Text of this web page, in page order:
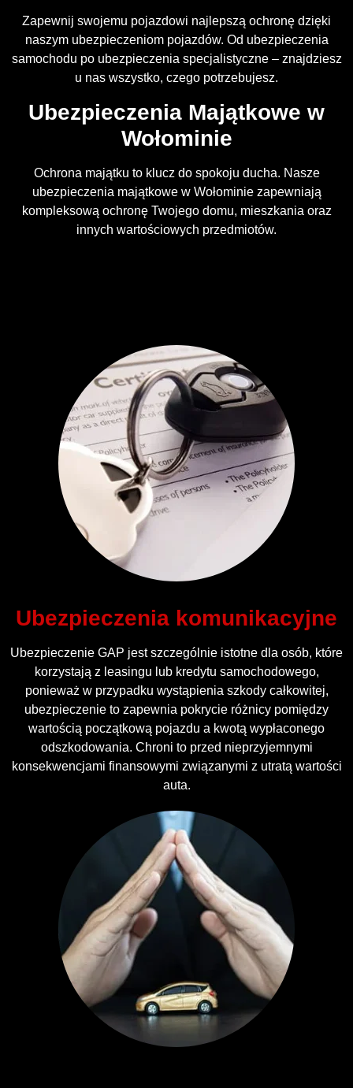
Zapewnij swojemu pojazdowi najlepszą ochronę dzięki
naszym ubezpieczeniom pojazdów. Od ubezpieczenia
samochodu po ubezpieczenia specjalistyczne – znajdziesz
u nas wszystko, czego potrzebujesz.
Ubezpieczenia Majątkowe w
Wołominie
Ochrona majątku to klucz do spokoju ducha. Nasze
ubezpieczenia majątkowe w Wołominie zapewniają
kompleksową ochronę Twojego domu, mieszkania oraz
innych wartościowych przedmiotów.
Ubezpieczenia komunikacyjne
Ubezpieczenie GAP jest szczególnie istotne dla osób, które
korzystają z leasingu lub kredytu samochodowego,
ponieważ w przypadku wystąpienia szkody całkowitej,
ubezpieczenie to zapewnia pokrycie różnicy pomiędzy
wartością początkową pojazdu a kwotą wypłaconego
odszkodowania. Chroni to przed nieprzyjemnymi
konsekwencjami finansowymi związanymi z utratą wartości
auta.